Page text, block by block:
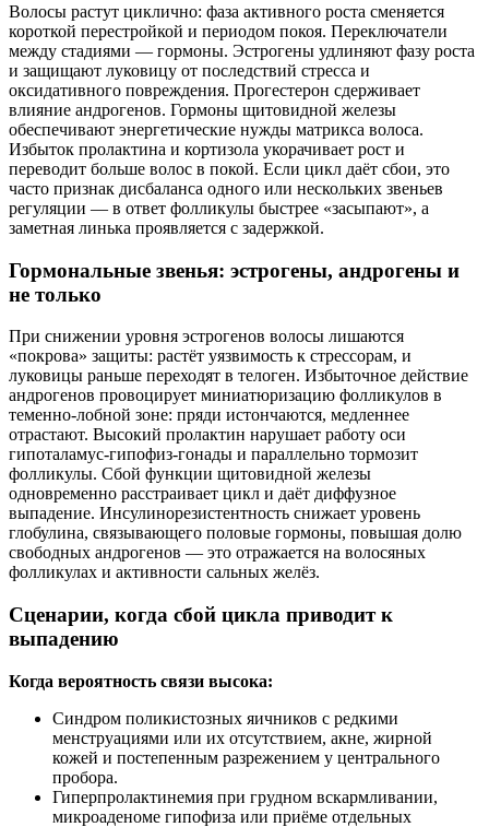
Волосы растут циклично: фаза активного роста сменяется
короткой перестройкой и периодом покоя. Переключатели
между стадиями — гормоны. Эстрогены удлиняют фазу роста
и защищают луковицу от последствий стресса и
оксидативного повреждения. Прогестерон сдерживает
влияние андрогенов. Гормоны щитовидной железы
обеспечивают энергетические нужды матрикса волоса.
Избыток пролактина и кортизола укорачивает рост и
переводит больше волос в покой. Если цикл даёт сбои, это
часто признак дисбаланса одного или нескольких звеньев
регуляции — в ответ фолликулы быстрее «засыпают», а
заметная линька проявляется с задержкой.
Гормональные звенья: эстрогены, андрогены и
не только
При снижении уровня эстрогенов волосы лишаются
«покрова» защиты: растёт уязвимость к стрессорам, и
луковицы раньше переходят в телоген. Избыточное действие
андрогенов провоцирует миниатюризацию фолликулов в
теменно‑лобной зоне: пряди истончаются, медленнее
отрастают. Высокий пролактин нарушает работу оси
гипоталамус‑гипофиз‑гонады и параллельно тормозит
фолликулы. Сбой функции щитовидной железы
одновременно расстраивает цикл и даёт диффузное
выпадение. Инсулинорезистентность снижает уровень
глобулина, связывающего половые гормоны, повышая долю
свободных андрогенов — это отражается на волосяных
фолликулах и активности сальных желёз.
Сценарии, когда сбой цикла приводит к
выпадению
Когда вероятность связи высока:
Синдром поликистозных яичников с редкими
менструациями или их отсутствием, акне, жирной
кожей и постепенным разрежением у центрального
пробора.
Гиперпролактинемия при грудном вскармливании,
микроаденоме гипофиза или приёме отдельных